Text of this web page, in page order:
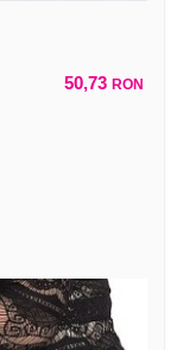
50,73 RON